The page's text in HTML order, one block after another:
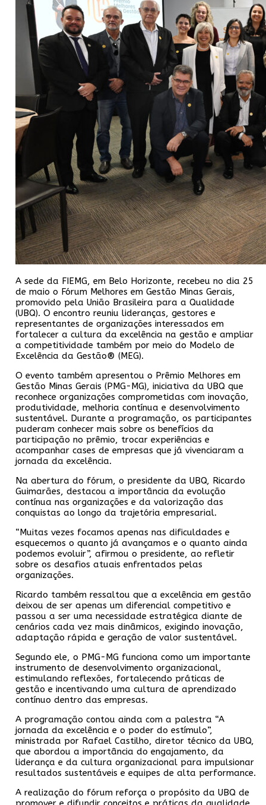
A sede da FIEMG, em Belo Horizonte, recebeu no dia 25
de maio o Fórum Melhores em Gestão Minas Gerais,
promovido pela União Brasileira para a Qualidade
(UBQ). O encontro reuniu lideranças, gestores e
representantes de organizações interessados em
fortalecer a cultura da excelência na gestão e ampliar
a competitividade também por meio do Modelo de
Excelência da Gestão® (MEG).
O evento também apresentou o Prêmio Melhores em
Gestão Minas Gerais (PMG-MG), iniciativa da UBQ que
reconhece organizações comprometidas com inovação,
produtividade, melhoria contínua e desenvolvimento
sustentável. Durante a programação, os participantes
puderam conhecer mais sobre os benefícios da
participação no prêmio, trocar experiências e
acompanhar cases de empresas que já vivenciaram a
jornada da excelência.
Na abertura do fórum, o presidente da UBQ, Ricardo
Guimarães, destacou a importância da evolução
contínua nas organizações e da valorização das
conquistas ao longo da trajetória empresarial.
“Muitas vezes focamos apenas nas dificuldades e
esquecemos o quanto já avançamos e o quanto ainda
podemos evoluir”, afirmou o presidente, ao refletir
sobre os desafios atuais enfrentados pelas
organizações.
Ricardo também ressaltou que a excelência em gestão
deixou de ser apenas um diferencial competitivo e
passou a ser uma necessidade estratégica diante de
cenários cada vez mais dinâmicos, exigindo inovação,
adaptação rápida e geração de valor sustentável.
Segundo ele, o PMG-MG funciona como um importante
instrumento de desenvolvimento organizacional,
estimulando reflexões, fortalecendo práticas de
gestão e incentivando uma cultura de aprendizado
contínuo dentro das empresas.
A programação contou ainda com a palestra “A
jornada da excelência e o poder do estímulo”,
ministrada por Rafael Castilho, diretor técnico da UBQ,
que abordou a importância do engajamento, da
liderança e da cultura organizacional para impulsionar
resultados sustentáveis e equipes de alta performance.
A realização do fórum reforça o propósito da UBQ de